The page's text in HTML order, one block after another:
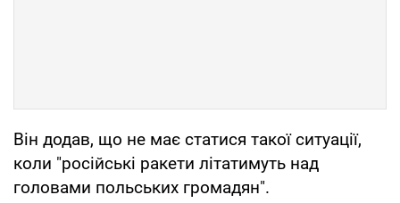
Він додав, що не має статися такої ситуації,
коли "російські ракети літатимуть над
головами польських громадян".